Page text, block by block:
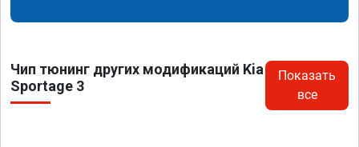
Чип тюнинг других модификаций Kia
Sportage 3
Показать
все